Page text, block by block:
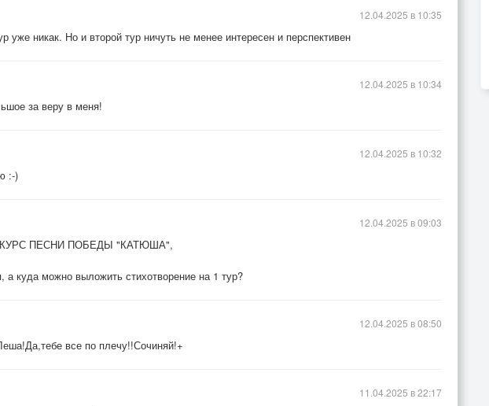
уже никак. Но и второй тур ничуть не менее интересен и перспективен
12.04.2025 в 10:35
за веру в меня!
12.04.2025 в 10:34
:-)
12.04.2025 в 10:32
ПЕСНИ ПОБЕДЫ "КАТЮША",
куда можно выложить стихотворение на 1 тур?
12.04.2025 в 09:03
все по плечу!!Сочиняй!+
12.04.2025 в 08:50
11.04.2025 в 22:17